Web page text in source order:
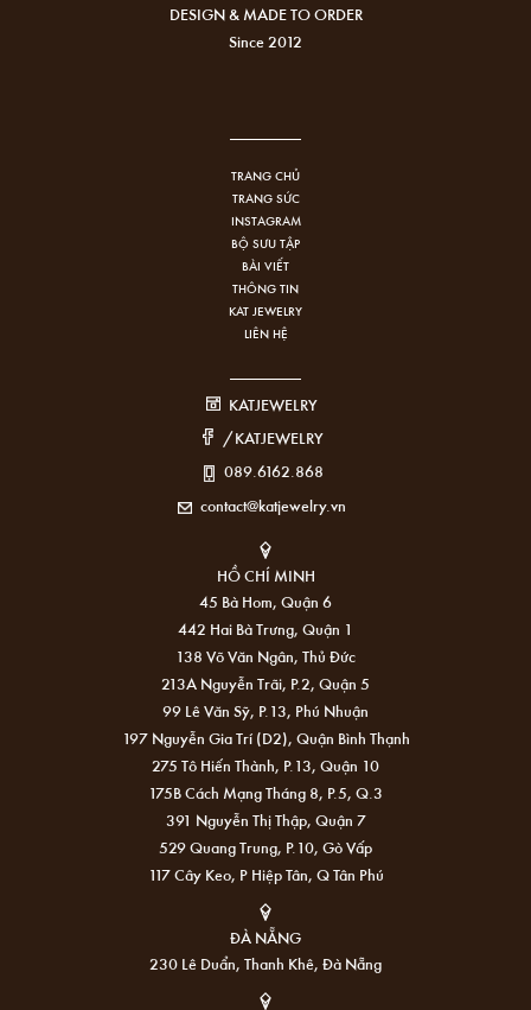
DESIGN & MADE TO ORDER
Since 2012
TRANG CHỦ
TRANG SỨC
INSTAGRAM
BỘ SƯU TẬP
BÀI VIẾT
THÔNG TIN
KAT JEWELRY
LIÊN HỆ
KATJEWELRY
/KATJEWELRY
089.6162.868
contact@katjewelry.vn
HỒ CHÍ MINH
45 Bà Hom, Quận 6
442 Hai Bà Trưng, Quận 1
138 Võ Văn Ngân, Thủ Đức
213A Nguyễn Trãi, P.2, Quận 5
99 Lê Văn Sỹ, P.13, Phú Nhuận
197 Nguyễn Gia Trí (D2), Quận Bình Thạnh
275 Tô Hiến Thành, P.13, Quận 10
175B Cách Mạng Tháng 8, P.5, Q.3
391 Nguyễn Thị Thập, Quận 7
529 Quang Trung, P.10, Gò Vấp
117 Cây Keo, P Hiệp Tân, Q Tân Phú
ĐÀ NẴNG
230 Lê Duẩn, Thanh Khê, Đà Nẵng